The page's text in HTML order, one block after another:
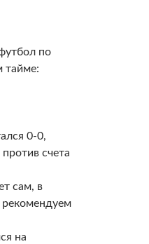
по
тайме:
0-0,
счета
сам, в
на